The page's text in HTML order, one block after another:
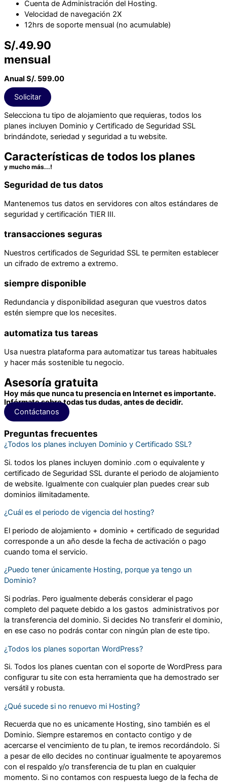
Cuenta de Administración del Hosting.
Velocidad de navegación 2X
12hrs de soporte mensual (no acumulable)
S/.49.90
mensual
Anual S/. 599.00
Solicitar
Selecciona tu tipo de alojamiento que requieras, todos los
planes incluyen Dominio y Certificado de Seguridad SSL
brindándote, seriedad y seguridad a tu website.
Características de todos los planes
y mucho más...!​
Seguridad de tus datos
Mantenemos tus datos en servidores con altos estándares de
seguridad y certificación TIER III.
transacciones seguras
Nuestros certificados de Seguridad SSL te permiten establecer
un cifrado de extremo a extremo.
siempre disponible
Redundancia y disponibilidad aseguran que vuestros datos
estén siempre que los necesites.
automatiza tus tareas
Usa nuestra plataforma para automatizar tus tareas habituales
y hacer más sostenible tu negocio.
Asesoría gratuita
Hoy más que nunca tu presencia en Internet es importante.
Infórmate sobre todas tus dudas, antes de decidir.
Contáctanos
Preguntas frecuentes
¿Todos los planes incluyen Dominio y Certificado SSL?
Si. todos los planes incluyen dominio .com o equivalente y
certificado de Seguridad SSL durante el periodo de alojamiento
de website. Igualmente con cualquier plan puedes crear sub
dominios ilimitadamente.
¿Cuál es el periodo de vigencia del hosting?
El periodo de alojamiento + dominio + certificado de seguridad
corresponde a un año desde la fecha de activación o pago
cuando toma el servicio.
¿Puedo tener únicamente Hosting, porque ya tengo un
Dominio?
Si podrías. Pero igualmente deberás considerar el pago
completo del paquete debido a los gastos administrativos por
la transferencia del dominio. Si decides No transferir el dominio,
en ese caso no podrás contar con ningún plan de este tipo.
¿Todos los planes soportan WordPress?
Si. Todos los planes cuentan con el soporte de WordPress para
configurar tu site con esta herramienta que ha demostrado ser
versátil y robusta.
¿Qué sucede si no renuevo mi Hosting?
Recuerda que no es unicamente Hosting, sino también es el
Dominio. Siempre estaremos en contacto contigo y de
acercarse el vencimiento de tu plan, te iremos recordándolo. Si
a pesar de ello decides no continuar igualmente te apoyaremos
con el respaldo y/o transferencia de tu plan en cualquier
momento. Si no contamos con respuesta luego de la fecha de